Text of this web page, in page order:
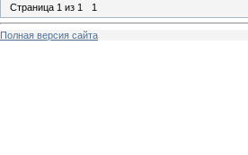
Страница 1 из 1 1
Полная версия сайта